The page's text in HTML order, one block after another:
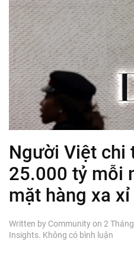
Người Việt chi
25.000 tỷ mỗi
mặt hàng xa xỉ
Written by Communityon 2
Insights. Không có bình luận